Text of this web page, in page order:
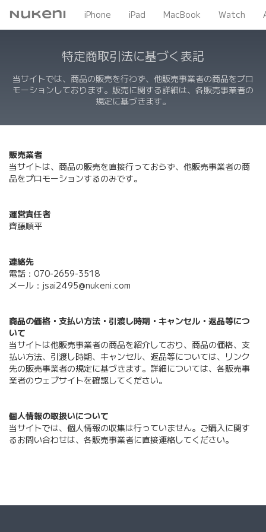
Nukeni iPhone iPad MacBook Watch
特定商取引法に基づく表記
当サイトでは、商品の販売を行わず、他販売事業者の商品をプロ
モーションしております。販売に関する詳細は、各販売事業者の
規定に基づきます。
販売業者
当サイトは、商品の販売を直接行っておらず、他販売事業者の商
品をプロモーションするのみです。
運営責任者
齊藤順平
連絡先
電話：070-2659-3518
メール：jsai2495@nukeni.com
商品の価格・支払い方法・引渡し時期・キャンセル・返品等につ
いて
当サイトは他販売事業者の商品を紹介しており、商品の価格、支
払い方法、引渡し時期、キャンセル、返品等については、リンク
先の販売事業者の規定に基づきます。詳細については、各販売事
業者のウェブサイトを確認してください。
個人情報の取扱いについて
当サイトでは、個人情報の収集は行っていません。ご購入に関す
るお問い合わせは、各販売事業者に直接連絡してください。